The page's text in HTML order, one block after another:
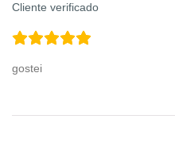
Cliente verificado
gostei